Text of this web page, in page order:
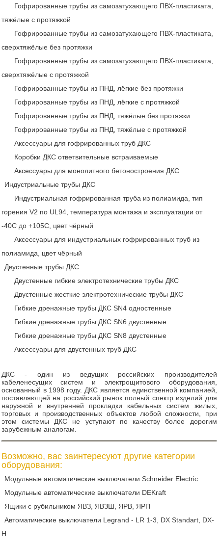
Гофрированные трубы из самозатухающего ПВХ-пластиката,
тяжёлые с протяжкой
Гофрированные трубы из самозатухающего ПВХ-пластиката,
сверхтяжёлые без протяжки
Гофрированные трубы из самозатухающего ПВХ-пластиката,
сверхтяжёлые с протяжкой
Гофрированные трубы из ПНД, лёгкие без протяжки
Гофрированные трубы из ПНД, лёгкие с протяжкой
Гофрированные трубы из ПНД, тяжёлые без протяжки
Гофрированные трубы из ПНД, тяжёлые с протяжкой
Аксессуары для гофрированных труб ДКС
Коробки ДКС ответвительные встраиваемые
Аксессуары для монолитного бетоностроения ДКС
Индустриальные трубы ДКС
Индустриальная гофрированная труба из полиамида, тип
горения V2 по UL94, температура монтажа и эксплуатации от
-40C до +105С, цвет чёрный
Аксессуары для индустриальных гофрированных труб из
полиамида, цвет чёрный
Двустенные трубы ДКС
Двустенные гибкие электротехнические трубы ДКС
Двустенные жесткие электротехнические трубы ДКС
Гибкие дренажные трубы ДКС SN4 одностенные
Гибкие дренажные трубы ДКС SN6 двустенные
Гибкие дренажные трубы ДКС SN8 двустенные
Аксессуары для двустенных труб ДКС
ДКС - один из ведущих российских производителей
кабеленесущих систем и электрощитового оборудования,
основанный в 1998 году. ДКС является единственной компанией,
поставляющей на российский рынок полный спектр изделий для
наружной и внутренней прокладки кабельных систем жилых,
торговых и производственных объектов любой сложности, при
этом системы ДКС не уступают по качеству более дорогим
зарубежным аналогам.
Возможно, вас заинтересуют другие категории
оборудования:
Модульные автоматические выключатели Schneider Electric
Модульные автоматические выключатели DEKraft
Ящики с рубильником ЯВЗ, ЯВЗШ, ЯРВ, ЯРП
Автоматические выключатели Legrand - LR 1-3, DX Standart, DX-
H